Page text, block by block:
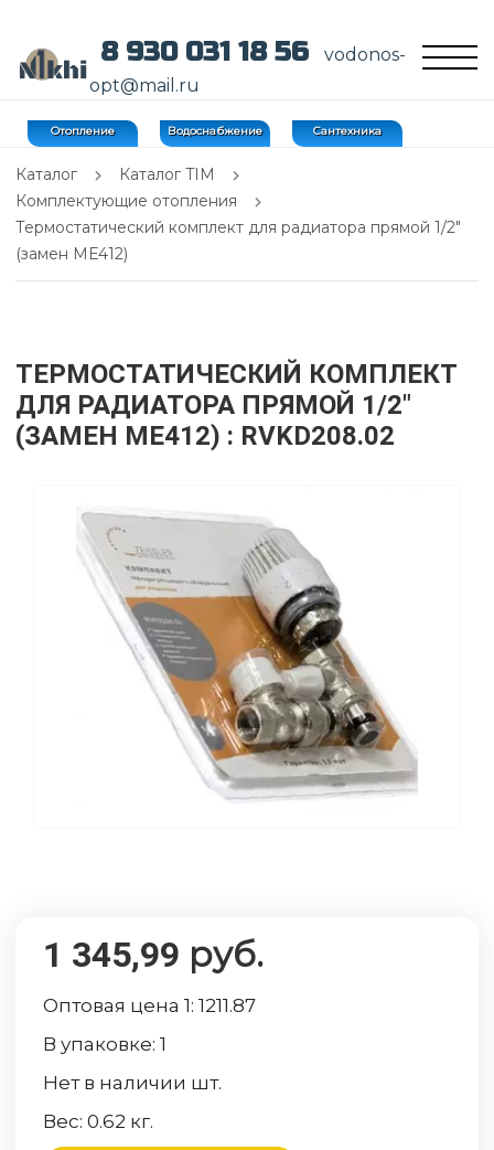
8 930 031 18 56
vodonos-
opt@mail.ru
Отопление Водоснабжение Сантехника
Каталог
Каталог TIM
Комплектующие отопления
Термостатический комплект для радиатора прямой 1/2"
(замен ME412)
ТЕРМОСТАТИЧЕСКИЙ КОМПЛЕКТ
ДЛЯ РАДИАТОРА ПРЯМОЙ 1/2"
(ЗАМЕН ME412) : RVKD208.02
1 345,99 руб.
Оптовая цена 1:1211.87
В упаковке:1
Нет в наличии шт.
Вес:0.62 кг.